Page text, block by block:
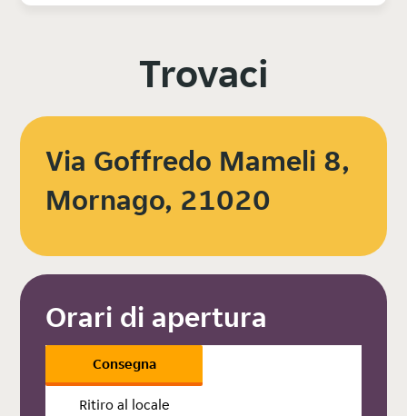
Trovaci
Via Goffredo Mameli 8,
Mornago, 21020
Orari di apertura
Consegna
Ritiro al locale